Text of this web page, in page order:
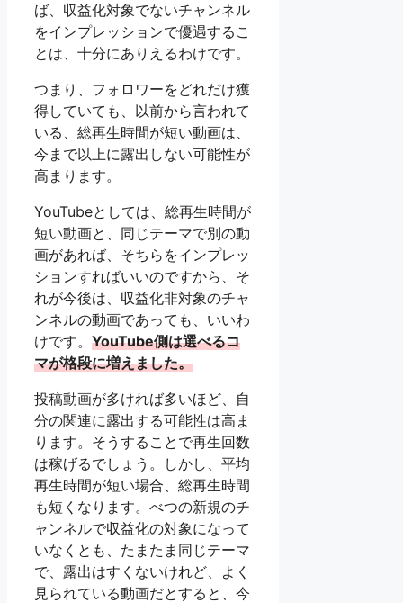
ば、収益化対象でないチャンネル
をインプレッションで優遇するこ
とは、十分にありえるわけです。
つまり、フォロワーをどれだけ獲
得していても、以前から言われて
いる、総再生時間が短い動画は、
今まで以上に露出しない可能性が
高まります。
YouTubeとしては、総再生時間が
短い動画と、同じテーマで別の動
画があれば、そちらをインプレッ
ションすればいいのですから、そ
れが今後は、収益化非対象のチャ
ンネルの動画であっても、いいわ
けです。 YouTube側は選べるコ
マが格段に増えました。
投稿動画が多ければ多いほど、自
分の関連に露出する可能性は高ま
ります。そうすることで再生回数
は稼げるでしょう。しかし、平均
再生時間が短い場合、総再生時間
も短くなります。べつの新規のチ
ャンネルで収益化の対象になって
いなくとも、たまたま同じテーマ
で、露出はすくないけれど、よく
見られている動画だとすると、今